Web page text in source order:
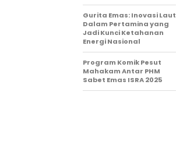
Gurita Emas: Inovasi Laut
Dalam Pertamina yang
Jadi Kunci Ketahanan
Energi Nasional
Program Komik Pesut
Mahakam Antar PHM
Sabet Emas ISRA 2025